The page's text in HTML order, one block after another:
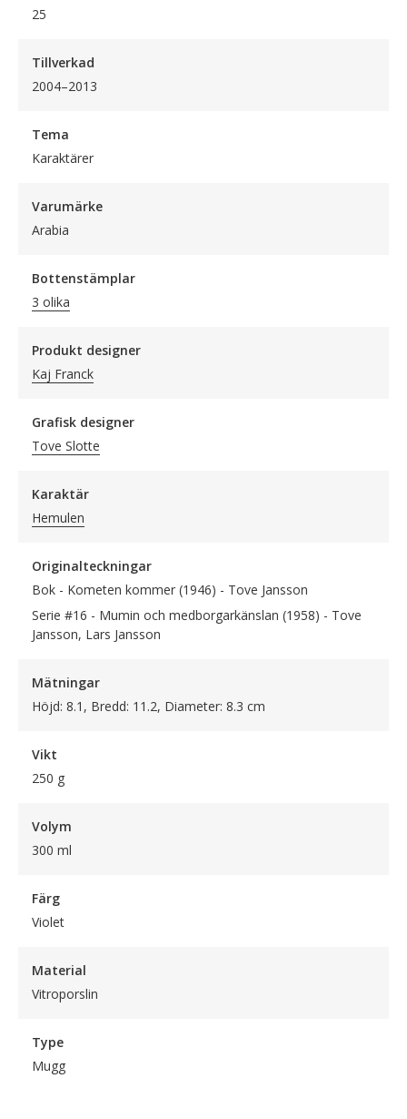
25
Tillverkad
2004–2013
Tema
Karaktärer
Varumärke
Arabia
Bottenstämplar
3 olika
Produkt designer
Kaj Franck
Grafisk designer
Tove Slotte
Karaktär
Hemulen
Originalteckningar
Bok - Kometen kommer (1946) - Tove Jansson
Serie #16 - Mumin och medborgarkänslan (1958) - Tove
Jansson, Lars Jansson
Mätningar
Höjd: 8.1, Bredd: 11.2, Diameter: 8.3 cm
Vikt
250 g
Volym
300 ml
Färg
Violet
Material
Vitroporslin
Type
Mugg